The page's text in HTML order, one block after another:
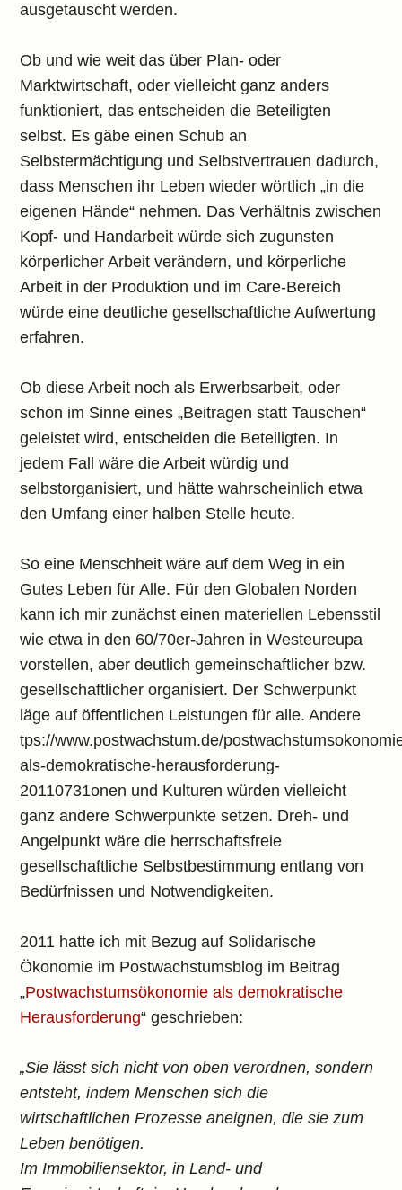
ausgetauscht werden.
Ob und wie weit das über Plan- oder
Marktwirtschaft, oder vielleicht ganz anders
funktioniert, das entscheiden die Beteiligten
selbst. Es gäbe einen Schub an
Selbstermächtigung und Selbstvertrauen dadurch,
dass Menschen ihr Leben wieder wörtlich „in die
eigenen Hände“ nehmen. Das Verhältnis zwischen
Kopf- und Handarbeit würde sich zugunsten
körperlicher Arbeit verändern, und körperliche
Arbeit in der Produktion und im Care-Bereich
würde eine deutliche gesellschaftliche Aufwertung
erfahren.
Ob diese Arbeit noch als Erwerbsarbeit, oder
schon im Sinne eines „Beitragen statt Tauschen“
geleistet wird, entscheiden die Beteiligten. In
jedem Fall wäre die Arbeit würdig und
selbstorganisiert, und hätte wahrscheinlich etwa
den Umfang einer halben Stelle heute.
So eine Menschheit wäre auf dem Weg in ein
Gutes Leben für Alle. Für den Globalen Norden
kann ich mir zunächst einen materiellen Lebensstil
wie etwa in den 60/70er-Jahren in Westeureupa
vorstellen, aber deutlich gemeinschaftlicher bzw.
gesellschaftlicher organisiert. Der Schwerpunkt
läge auf öffentlichen Leistungen für alle. Andere
tps://www.postwachstum.de/
als-demokratische-herausforderung-
20110731onen und Kulturen würden vielleicht
ganz andere Schwerpunkte setzen. Dreh- und
Angelpunkt wäre die herrschaftsfreie
gesellschaftliche Selbstbestimmung entlang von
Bedürfnissen und Notwendigkeiten.
2011 hatte ich mit Bezug auf Solidarische
Ökonomie im Postwachstumsblog im Beitrag
„Postwachstumsökonomie als demokratische
Herausforderung“ geschrieben:
„Sie lässt sich nicht von oben verordnen, sondern
entsteht, indem Menschen sich die
wirtschaftlichen Prozesse aneignen, die sie zum
Leben benötigen.
Im Immobiliensektor, in Land- und